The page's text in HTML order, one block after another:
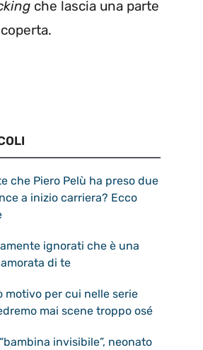
che lascia una parte
che Piero Pelù ha preso due
a inizio carriera? Ecco
ignorati che è una
di te
motivo per cui nelle serie
mai scene troppo osé
invisibile”, neonato